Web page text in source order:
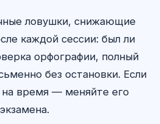
ловушки, снижающие
каждой сессии: был ли
орфографии, полный
без остановки. Если
время — меняйте его